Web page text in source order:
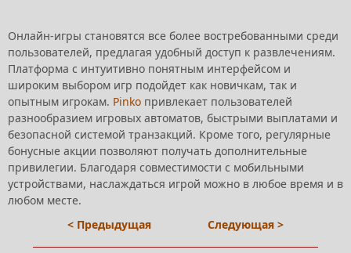
Онлайн-игры становятся все более востребованными среди
пользователей, предлагая удобный доступ к развлечениям.
Платформа с интуитивно понятным интерфейсом и
широким выбором игр подойдет как новичкам, так и
опытным игрокам. Pinko привлекает пользователей
разнообразием игровых автоматов, быстрыми выплатами и
безопасной системой транзакций. Кроме того, регулярные
бонусные акции позволяют получать дополнительные
привилегии. Благодаря совместимости с мобильными
устройствами, наслаждаться игрой можно в любое время и в
любом месте.
< Предыдущая
Следующая >